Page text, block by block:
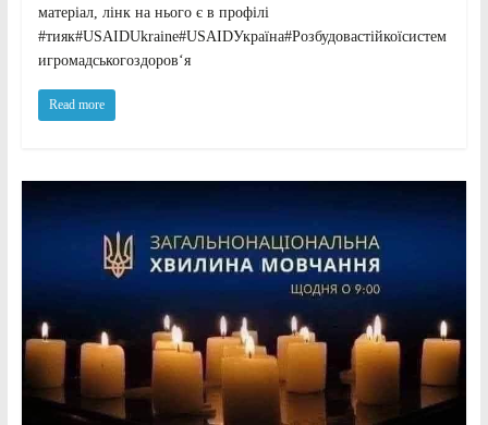
матеріал, лінк на нього є в профілі
#тияк#USAIDUkraine#USAIDУкраїна#Розбудовастійкоїсистем
игромадськогоздоров‘я
Read more